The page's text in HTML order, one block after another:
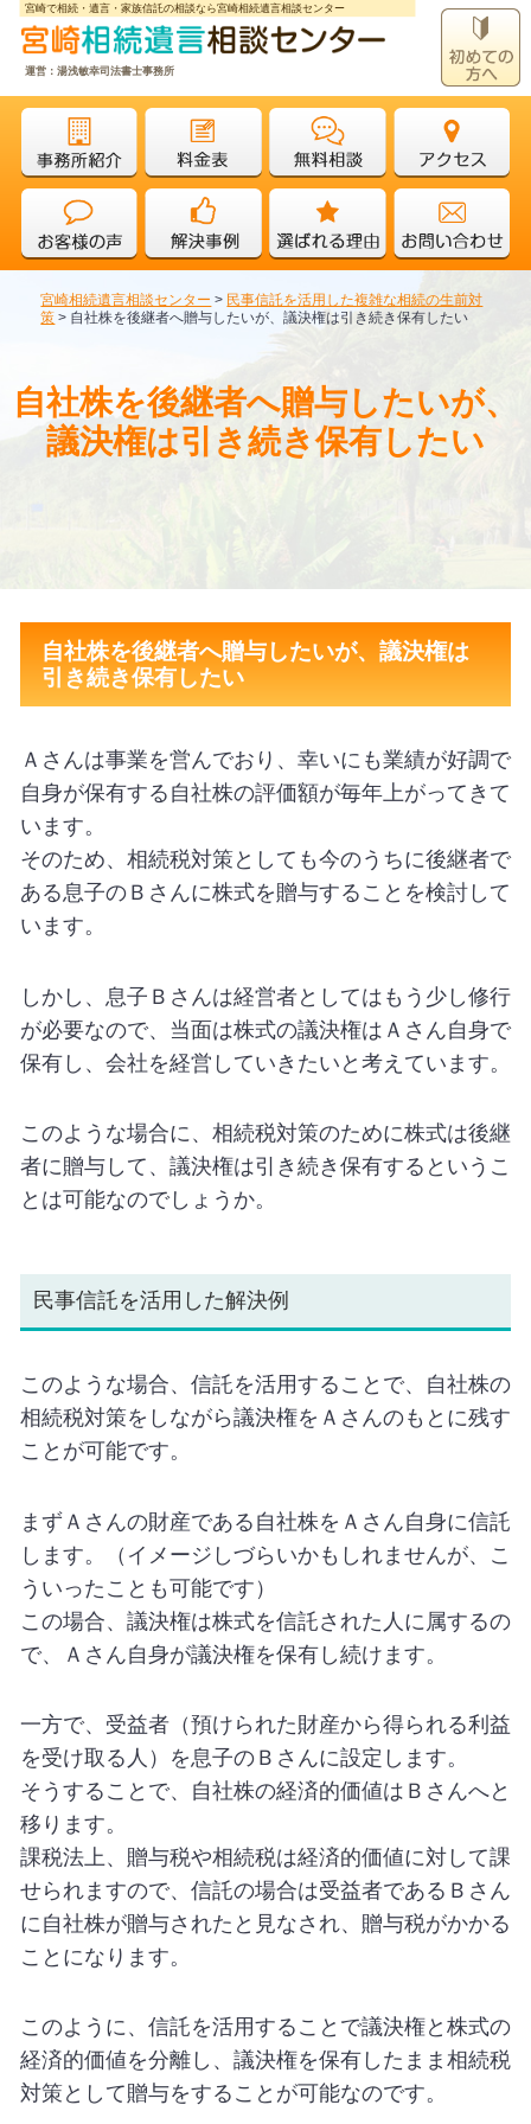
宮崎で相続・遺言・家族信託の相談なら宮崎相続遺言相談センター
運営：湯浅敏幸司法書士事務所
宮崎相続遺言相談センター > 民事信託を活用した複雑な相続の生前対
策 > 自社株を後継者へ贈与したいが、議決権は引き続き保有したい
自社株を後継者へ贈与したいが、
議決権は引き続き保有したい
自社株を後継者へ贈与したいが、議決権は
引き続き保有したい
Ａさんは事業を営んでおり、幸いにも業績が好調で
自身が保有する自社株の評価額が毎年上がってきて
います。
そのため、相続税対策としても今のうちに後継者で
ある息子のＢさんに株式を贈与することを検討して
います。
しかし、息子Ｂさんは経営者としてはもう少し修行
が必要なので、当面は株式の議決権はＡさん自身で
保有し、会社を経営していきたいと考えています。
このような場合に、相続税対策のために株式は後継
者に贈与して、議決権は引き続き保有するというこ
とは可能なのでしょうか。
民事信託を活用した解決例
このような場合、信託を活用することで、自社株の
相続税対策をしながら議決権をＡさんのもとに残す
ことが可能です。
まずＡさんの財産である自社株をＡさん自身に信託
します。（イメージしづらいかもしれませんが、こ
ういったことも可能です）
この場合、議決権は株式を信託された人に属するの
で、Ａさん自身が議決権を保有し続けます。
一方で、受益者（預けられた財産から得られる利益
を受け取る人）を息子のＢさんに設定します。
そうすることで、自社株の経済的価値はＢさんへと
移ります。
課税法上、贈与税や相続税は経済的価値に対して課
せられますので、信託の場合は受益者であるＢさん
に自社株が贈与されたと見なされ、贈与税がかかる
ことになります。
このように、信託を活用することで議決権と株式の
経済的価値を分離し、議決権を保有したまま相続税
対策として贈与をすることが可能なのです。